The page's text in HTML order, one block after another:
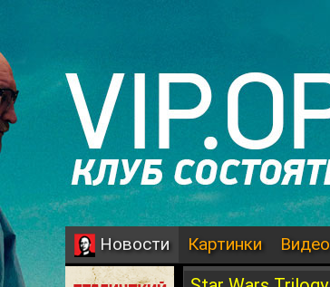
Новости Картинки Видео